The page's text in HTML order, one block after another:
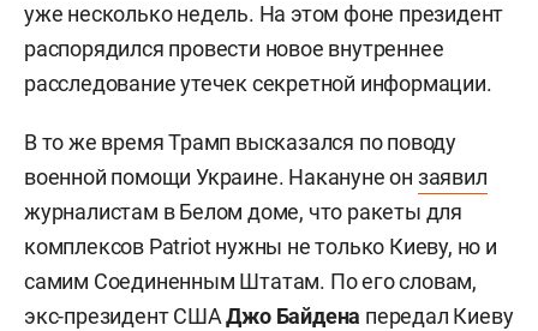
уже несколько недель. На этом фоне президент
распорядился провести новое внутреннее
расследование утечек секретной информации.
В то же время Трамп высказался по поводу
военной помощи Украине. Накануне он заявил
журналистам в Белом доме, что ракеты для
комплексов Patriot нужны не только Киеву, но и
самим Соединенным Штатам. По его словам,
экс-президент СШАДжо Байдена передал Киеву